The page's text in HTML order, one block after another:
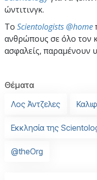
ώντιτινγκ.
To Scientologists @home
ανθρώπους σε όλο τον
ασφαλείς, παραμένουν
Θέματα
Λος Άντζελες
Εκκλησία της
@theOrg